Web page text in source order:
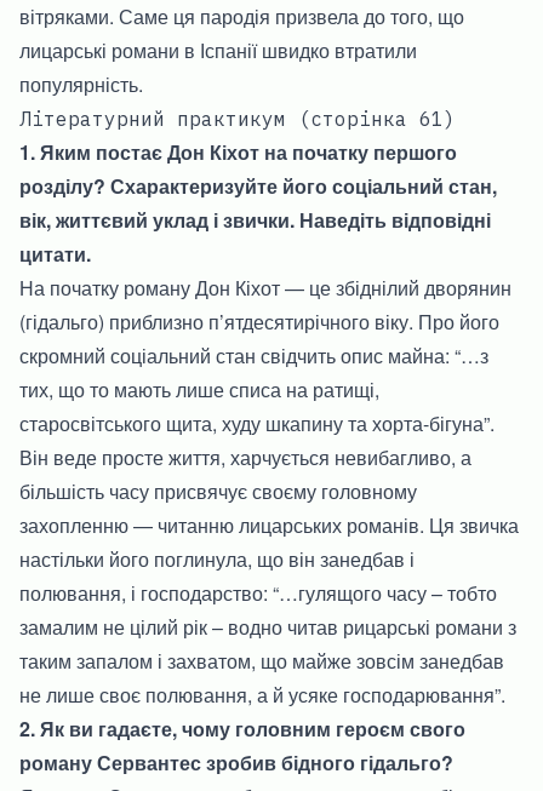
вітряками. Саме ця пародія призвела до того, що
лицарські романи в Іспанії швидко втратили
популярність.
Літературний практикум (сторінка 61)
1. Яким постає Дон Кіхот на початку першого
розділу? Схарактеризуйте його соціальний стан,
вік, життєвий уклад і звички. Наведіть відповідні
цитати.
На початку роману Дон Кіхот — це збіднілий дворянин
(гідальго) приблизно п’ятдесятирічного віку. Про його
скромний соціальний стан свідчить опис майна: “…з
тих, що то мають лише списа на ратищі,
старосвітського щита, худу шкапину та хорта-бігуна”.
Він веде просте життя, харчується невибагливо, а
більшість часу присвячує своєму головному
захопленню — читанню лицарських романів. Ця звичка
настільки його поглинула, що він занедбав і
полювання, і господарство: “…гулящого часу – тобто
замалим не цілий рік – водно читав рицарські романи з
таким запалом і захватом, що майже зовсім занедбав
не лише своє полювання, а й усяке господарювання”.
2. Як ви гадаєте, чому головним героєм свого
роману Сервантес зробив бідного гідальго?